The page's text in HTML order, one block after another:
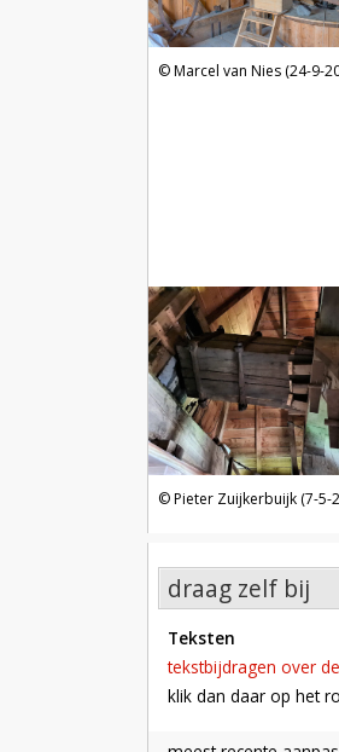
Marcel van Nies (24-9-
Pieter Zuijkerbuijk (7-5-
draag zelf bij
teksten
tekstbijdragen over
klik dan daar op het